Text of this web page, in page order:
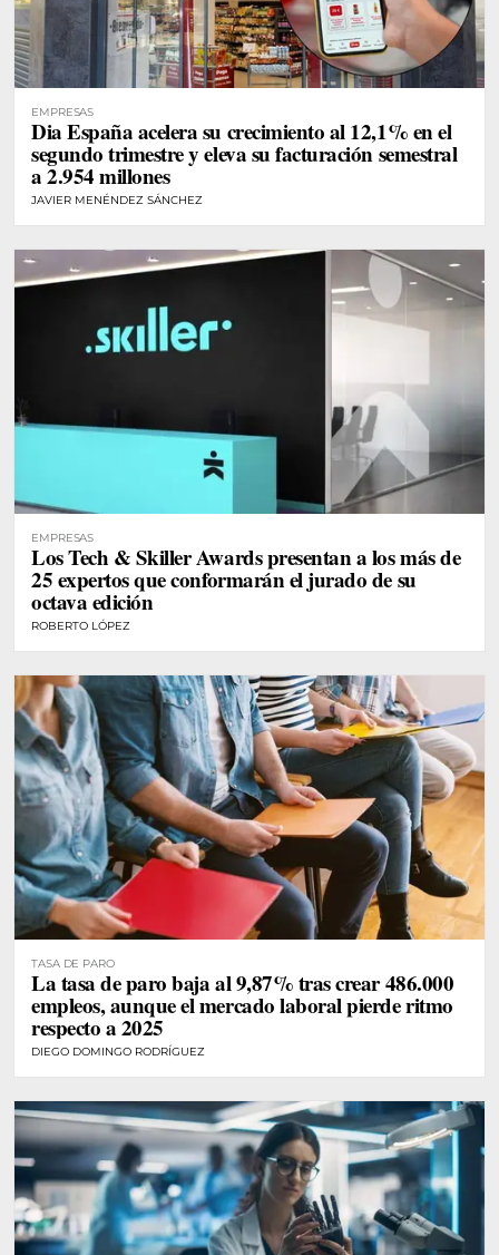
EMPRESAS
Dia España acelera su crecimiento al 12,1% en el
segundo trimestre y eleva su facturación semestral
a 2.954 millones
JAVIER MENÉNDEZ SÁNCHEZ
EMPRESAS
Los Tech & Skiller Awards presentan a los más de
25 expertos que conformarán el jurado de su
octava edición
ROBERTO LÓPEZ
TASA DE PARO
La tasa de paro baja al 9,87% tras crear 486.000
empleos, aunque el mercado laboral pierde ritmo
respecto a 2025
DIEGO DOMINGO RODRÍGUEZ